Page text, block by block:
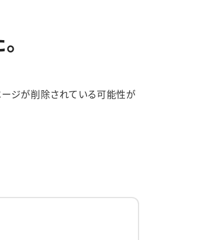
ージが削除されている可能性が